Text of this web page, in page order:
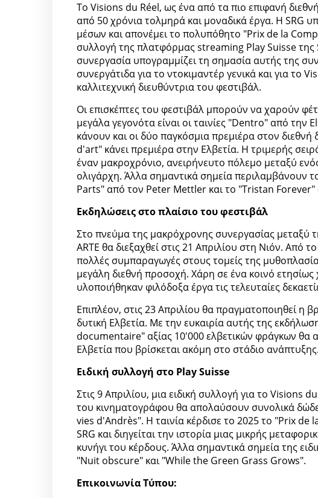
Το Visions du Réel, ως ένα από τα πιο επιφανή
από 50 χρόνια τολμηρά και μοναδικά έργα. Η SRG
μέσων και απονέμει το πολυπόθητο "Prix de la
συλλογή της πλατφόρμας streaming Play Suisse της
συνεργασία υπογραμμίζει τη σημασία αυτής της
συνεργάτιδα για το ντοκιμαντέρ γενικά και για το
καλλιτεχνική διευθύντρια του φεστιβάλ.
Οι επισκέπτες του φεστιβάλ μπορούν να χαρούν
μεγάλα γεγονότα είναι οι ταινίες "Dentro" από
κάνουν και οι δύο παγκόσμια πρεμιέρα στον
d'art" κάνει πρεμιέρα στην Ελβετία. Η τριμερής
έναν μακροχρόνιο, ανειρήνευτο πόλεμο μεταξύ
ολιγάρχη. Άλλα σημαντικά σημεία περιλαμβάνουν
Parts" από τον Peter Mettler και το "Tristan
Εκδηλώσεις στο πλαίσιο του φεστιβάλ
Στο πνεύμα της μακρόχρονης συνεργασίας μεταξύ
ARTE θα διεξαχθεί στις 21 Απριλίου στη Νιόν. Από
πολλές συμπαραγωγές στους τομείς της
μεγάλη διεθνή προσοχή. Χάρη σε ένα κοινό
υλοποιήθηκαν φιλόδοξα έργα τις τελευταίες
Επιπλέον, στις 23 Απριλίου θα πραγματοποιηθεί η
δυτική Ελβετία. Με την ευκαιρία αυτής της
documentaire" αξίας 10'000 ελβετικών φράγκων θα
Ελβετία που βρίσκεται ακόμη στο στάδιο ανάπτυξης.
Ειδική συλλογή στο Play Suisse
Στις 9 Απριλίου, μια ειδική συλλογή για το Visions
του κινηματογράφου θα απολαύσουν συνολικά
vies d'Andrès". Η ταινία κέρδισε το 2025 το "Prix
SRG και διηγείται την ιστορία μιας μικρής
κυνήγι του κέρδους. Άλλα σημαντικά σημεία της
"Nuit obscure" και "While the Green Grass Grows".
Επικοινωνία Τύπου: